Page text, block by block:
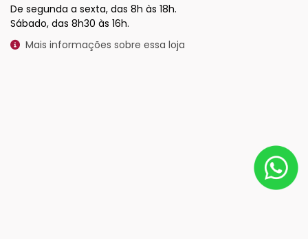
De segunda a sexta, das 8h às 18h.
Sábado, das 8h30 às 16h.
Mais informações sobre essa loja